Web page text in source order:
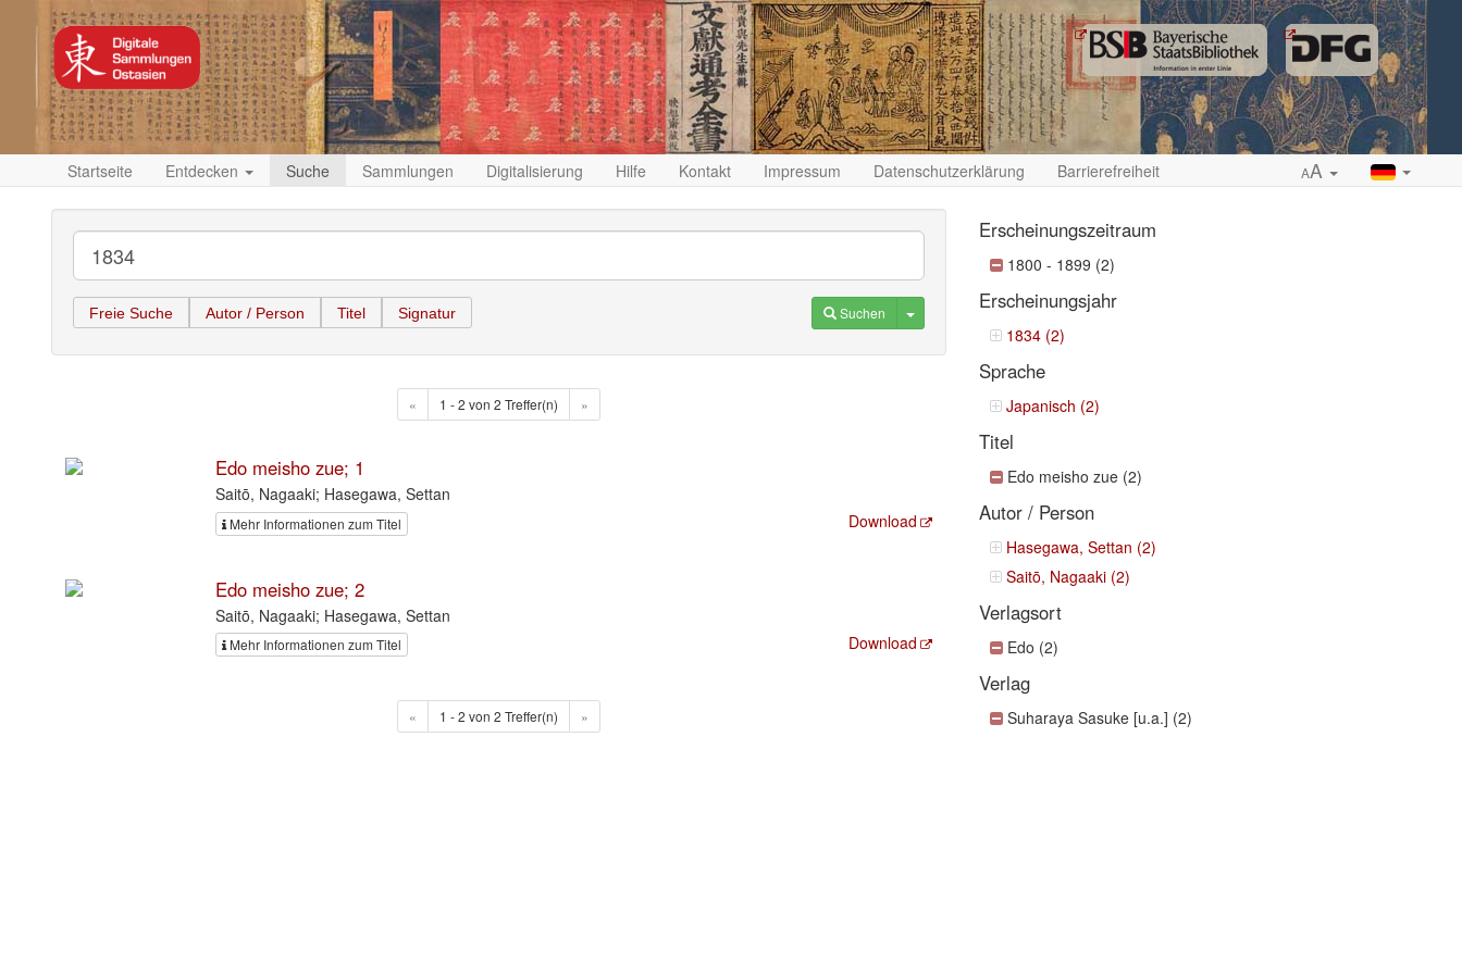
Startseite Entdecken Suche Sammlungen Digitalisierung Hilfe Kontakt Impressum Datenschutzerklärung Barrierefreiheit AA
Freie Suche Autor / Person Titel Signatur Suchen Toggle Dropdown
« 1 - 2 von 2 Treffer(n) »
Edo meisho zue; 1
Saitō, Nagaaki; Hasegawa, Settan
Mehr Informationen zum Titel Download
Edo meisho zue; 2
Saitō, Nagaaki; Hasegawa, Settan
Mehr Informationen zum Titel Download
« 1 - 2 von 2 Treffer(n) »
Erscheinungszeitraum
1800 - 1899 (2)
Erscheinungsjahr
1834 (2)
Sprache
Japanisch (2)
Titel
Edo meisho zue (2)
Autor / Person
Hasegawa, Settan (2)
Saitō, Nagaaki (2)
Verlagsort
Edo (2)
Verlag
Suharaya Sasuke [u.a.] (2)